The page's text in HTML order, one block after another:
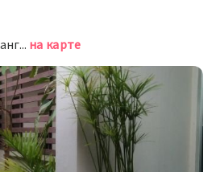
96 Charoensuk Road, Чиангмай на карте